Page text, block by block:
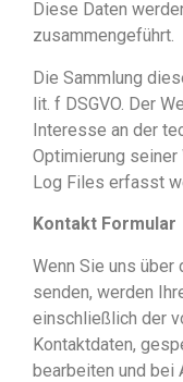
Diese Daten
zusammengeführt.
Die Sammlung
lit. f DSGVO. Der
Interesse an der
Optimierung
Log Files erfasst
Kontakt Formular
Wenn Sie uns über
senden, werden
einschließlich der
Kontaktdaten,
bearbeiten und bei